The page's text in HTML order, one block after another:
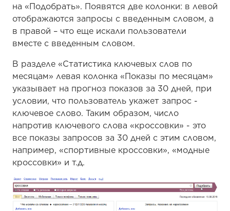
на «Подобрать». Появятся две колонки: в левой
отображаются запросы с введенным словом, а
в правой – что еще искали пользователи
вместе с введенным словом.
В разделе «Статистика ключевых слов по
месяцам» левая колонка «Показы по месяцам»
указывает на прогноз показов за 30 дней, при
условии, что пользователь укажет запрос -
ключевое слово. Таким образом, число
напротив ключевого слова «кроссовки» - это
все показы запросов за 30 дней с этим словом,
например, «спортивные кроссовки», «модные
кроссовки» и т.д.